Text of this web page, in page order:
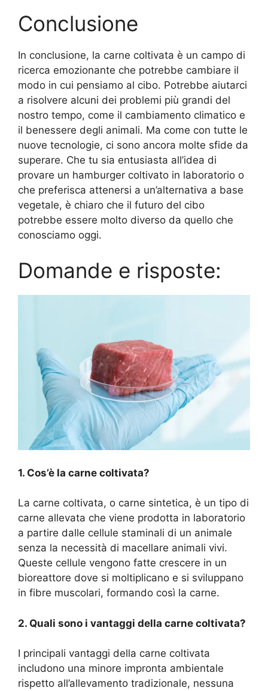
Conclusione
In conclusione, la carne coltivata è un campo di
ricerca emozionante che potrebbe cambiare il
modo in cui pensiamo al cibo. Potrebbe aiutarci
a risolvere alcuni dei problemi più grandi del
nostro tempo, come il cambiamento climatico e
il benessere degli animali. Ma come con tutte le
nuove tecnologie, ci sono ancora molte sfide da
superare. Che tu sia entusiasta all’idea di
provare un hamburger coltivato in laboratorio o
che preferisca attenersi a un’alternativa a base
vegetale, è chiaro che il futuro del cibo
potrebbe essere molto diverso da quello che
conosciamo oggi.
Domande e risposte:
1. Cos’è la carne coltivata?
La carne coltivata, o carne sintetica, è un tipo di
carne allevata che viene prodotta in laboratorio
a partire dalle cellule staminali di un animale
senza la necessità di macellare animali vivi.
Queste cellule vengono fatte crescere in un
bioreattore dove si moltiplicano e si sviluppano
in fibre muscolari, formando così la carne.
2. Quali sono i vantaggi della carne coltivata?
I principali vantaggi della carne coltivata
includono una minore impronta ambientale
rispetto all’allevamento tradizionale, nessuna